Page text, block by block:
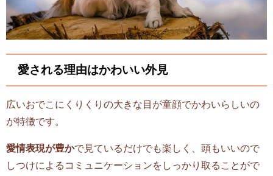
愛される理由はかわいい外見
広いおでこにくりくりの大きな目が童顔でかわいらしいの
が特徴です。
愛情表現が豊かで見ているだけでも楽しく、頭もいいので
しつけによるコミュニケーションをしっかり取ることがで